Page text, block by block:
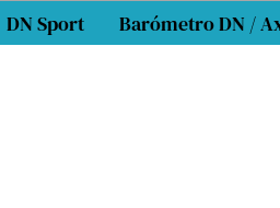
DN Sport Barómetro DN /